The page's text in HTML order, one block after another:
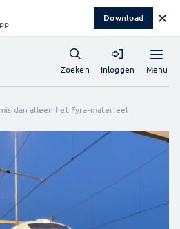
Download ✕
Menu
Zoeken Inloggen
dan alleen het Fyra-materieel